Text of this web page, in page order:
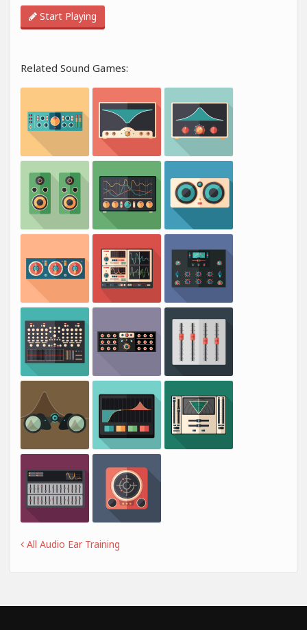
Start Playing
Related Sound Games:
All Audio Ear Training